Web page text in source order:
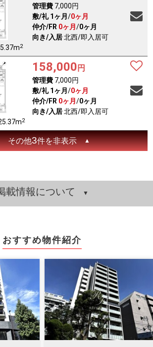
2
管理費7,000円
敷/礼 1ヶ月 /0ヶ月
仲介/FR 0ヶ月 /0ヶ月
向き/入居北西/即入居可
2
158,000 円
管理費7,000円
敷/礼 1ヶ月 /0ヶ月
仲介/FR 0ヶ月 /0ヶ月
向き/入居北西/即入居可
その他3件を非表示
載情報について
おすすめ物件紹介